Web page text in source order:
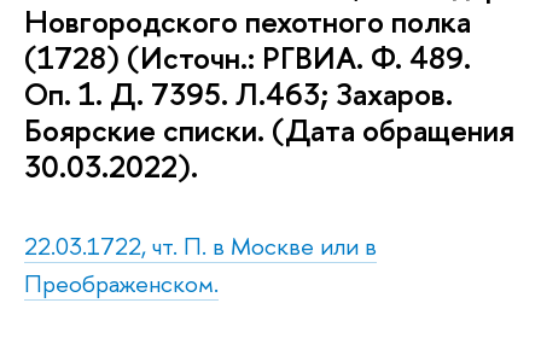
Новгородского пехотного полка
(1728) (Источн.: РГВИА. Ф. 489.
Оп. 1. Д. 7395. Л.463; Захаров.
Боярские списки. (Дата обращения
30.03.2022).
22.03.1722, чт. П. в Москве или в
Преображенском.